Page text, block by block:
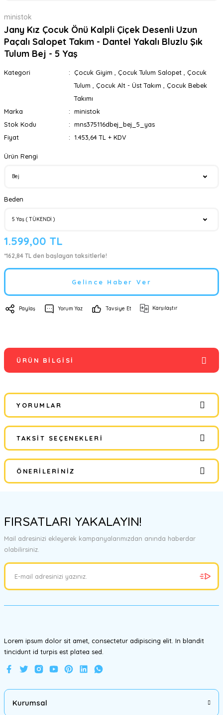
ministok
Jany Kız Çocuk Önü Kalpli Çiçek Desenli Uzun
Paçalı Salopet Takım - Dantel Yakalı Bluzlu Şık
Tulum Bej - 5 Yaş
Kategori Çocuk Giyim Çocuk Tulum Salopet
Çocuk
Tulum
Çocuk Alt - Üst Takım
Çocuk Bebek
Takımı
Marka
ministok
Stok Kodu
mns375116dbej_bej_5_yas
Fiyat
1.453,64 TL + KDV
Ürün Rengi
Beden
1.599,00 TL
*162,84 TL den başlayan taksitlerle!
Gelince Haber Ver
Paylaş Yorum Yaz Tavsiye Et Karşılaştır
ÜRÜN BILGISI
YORUMLAR
Bu ürüne ilk yorumu siz yapın!
Yorum Yaz
TAKSIT SEÇENEKLERI
ÖNERILERINIZ
tarafımıza iletebilirsiniz.
Görüş ve önerileriniz için teşekkür ederiz.
Ürün resmi kalitesiz, bozuk veya görüntülenemiyor.
Ürün bilgilerinde hatalar bulunuyor.
FIRSATLARI YAKALAYIN!
Mail adresinizi ekleyerek kampanyalarımızdan anında haberdar
olabilirsiniz.
Lorem ipsum dolor sit amet, consectetur adipiscing elit. In blandit
tincidunt id turpis est platea sed.
Kurumsal